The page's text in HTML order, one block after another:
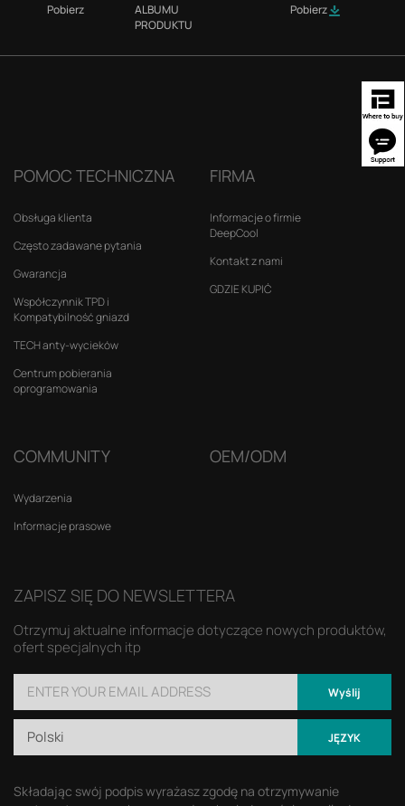
Pobierz
ALBUMU
PRODUKTU
Pobierz
POMOC TECHNICZNA
Obsługa klienta
Często zadawane pytania
Gwarancja
Współczynnik TPD i
Kompatybilność gniazd
TECH anty-wycieków
Centrum pobierania
oprogramowania
FIRMA
Informacje o firmie
DeepCool
Kontakt z nami
GDZIE KUPIĆ
COMMUNITY
Wydarzenia
Informacje prasowe
OEM/ODM
ZAPISZ SIĘ DO NEWSLETTERA
Otrzymuj aktualne informacje dotyczące nowych produktów,
ofert specjalnych itp
Wyślij
Polski JĘZYK
Składając swój podpis wyrażasz zgodę na otrzymywanie